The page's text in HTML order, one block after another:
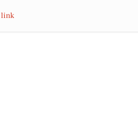
link